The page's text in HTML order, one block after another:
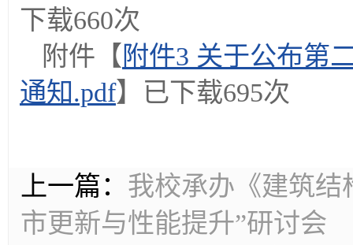
下载660次
附件【 附件3 关于公布第
通知.pdf】已下载695次
上一篇： 我校承办《建筑
市更新与性能提升”研讨会